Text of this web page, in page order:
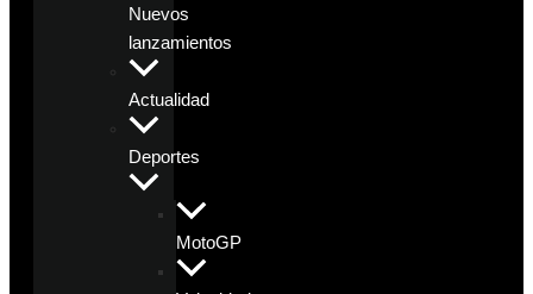
Nuevos
lanzamientos
Actualidad
Deportes
MotoGP